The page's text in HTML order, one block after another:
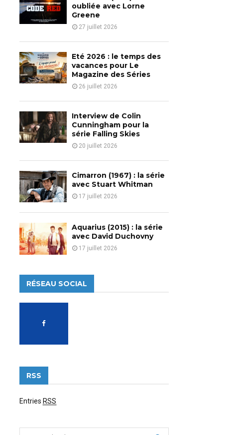
o
r
:
H
oubliée avec Lorne
Greene
27 juillet 2026
Eté 2026 : le temps des
vacances pour Le
Magazine des Séries
26 juillet 2026
Interview de Colin
Cunningham pour la
série Falling Skies
20 juillet 2026
Cimarron (1967) : la série
avec Stuart Whitman
17 juillet 2026
Aquarius (2015) : la série
avec David Duchovny
17 juillet 2026
RÉSEAU SOCIAL
RSS
Entries RSS